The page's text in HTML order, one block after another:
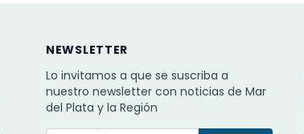
NEWSLETTER
Lo invitamos a que se suscriba a
nuestro newsletter con noticias de Mar
del Plata y la Región